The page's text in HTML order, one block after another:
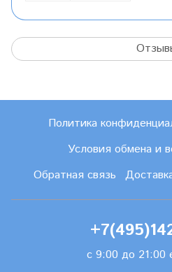
Политика
Условия обмена и
Обратная связь
с 9:00 до 21:00